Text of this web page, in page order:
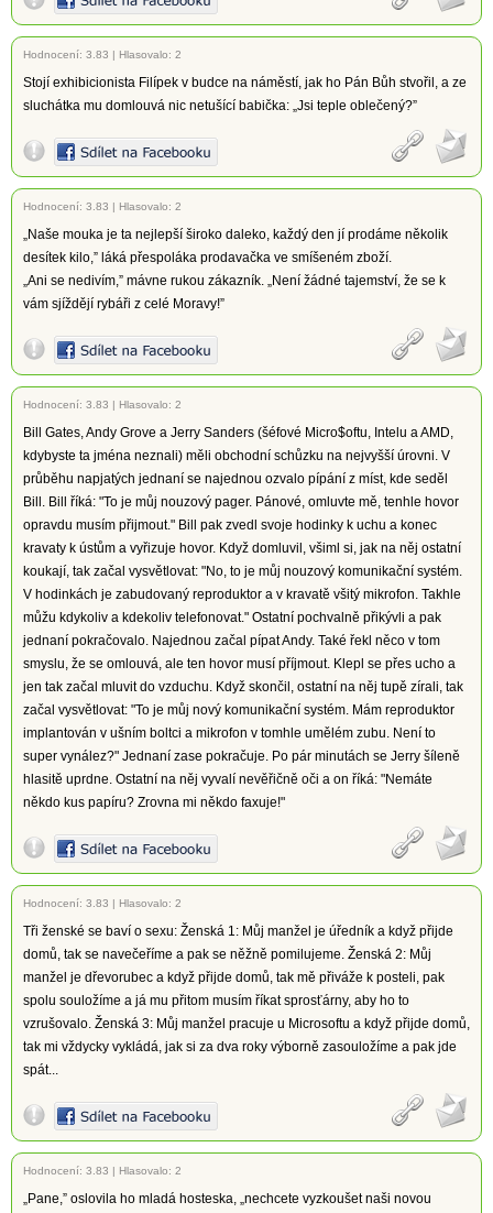
Hodnocení: 3.83 | Hlasovalo: 2
Stojí exhibicionista Filípek v budce na náměstí, jak ho Pán Bůh stvořil, a ze
sluchátka mu domlouvá nic netušící babička: „Jsi teple oblečený?”
Hodnocení: 3.83 | Hlasovalo: 2
„Naše mouka je ta nejlepší široko daleko, každý den jí prodáme několik
desítek kilo,” láká přespoláka prodavačka ve smíšeném zboží.
„Ani se nedivím,” mávne rukou zákazník. „Není žádné tajemství, že se k
vám sjíždějí rybáři z celé Moravy!”
Hodnocení: 3.83 | Hlasovalo: 2
Bill Gates, Andy Grove a Jerry Sanders (šéfové Micro$oftu, Intelu a AMD,
kdybyste ta jména neznali) měli obchodní schůzku na nejvyšší úrovni. V
průběhu napjatých jednaní se najednou ozvalo pípání z míst, kde seděl
Bill. Bill říká: "To je můj nouzový pager. Pánové, omluvte mě, tenhle hovor
opravdu musím přijmout." Bill pak zvedl svoje hodinky k uchu a konec
kravaty k ústům a vyřizuje hovor. Když domluvil, všiml si, jak na něj ostatní
koukají, tak začal vysvětlovat: "No, to je můj nouzový komunikační systém.
V hodinkách je zabudovaný reproduktor a v kravatě všitý mikrofon. Takhle
můžu kdykoliv a kdekoliv telefonovat." Ostatní pochvalně přikývli a pak
jednaní pokračovalo. Najednou začal pípat Andy. Také řekl něco v tom
smyslu, že se omlouvá, ale ten hovor musí příjmout. Klepl se přes ucho a
jen tak začal mluvit do vzduchu. Když skončil, ostatní na něj tupě zírali, tak
začal vysvětlovat: "To je můj nový komunikační systém. Mám reproduktor
implantován v ušním boltci a mikrofon v tomhle umělém zubu. Není to
super vynález?" Jednaní zase pokračuje. Po pár minutách se Jerry šíleně
hlasitě uprdne. Ostatní na něj vyvalí nevěřičně oči a on říká: "Nemáte
někdo kus papíru? Zrovna mi někdo faxuje!"
Hodnocení: 3.83 | Hlasovalo: 2
Tři ženské se baví o sexu: Ženská 1: Můj manžel je úředník a když přijde
domů, tak se navečeříme a pak se něžně pomilujeme. Ženská 2: Můj
manžel je dřevorubec a když přijde domů, tak mě přiváže k posteli, pak
spolu souložíme a já mu přitom musím říkat sprosťárny, aby ho to
vzrušovalo. Ženská 3: Můj manžel pracuje u Microsoftu a když přijde domů,
tak mi vždycky vykládá, jak si za dva roky výborně zasouložíme a pak jde
spát...
Hodnocení: 3.83 | Hlasovalo: 2
„Pane,” oslovila ho mladá hosteska, „nechcete vyzkoušet naši novou